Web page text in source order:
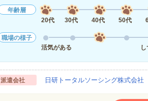
年齢層
20代
30代 40代 50代
職場の様子
活気がある
派遣会社 日研トータルソーシング株式会